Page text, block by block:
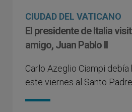
CIUDAD DEL VATICANO
El presidente de Italia
amigo, Juan Pablo II
Carlo Azeglio Ciampi
este viernes al Santo